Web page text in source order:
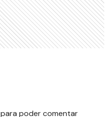
para poder comentar